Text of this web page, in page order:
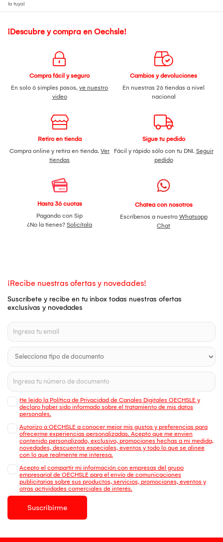
la tuya!
¡Descubre y compra en Oechsle!
Compra fácil y seguro
En solo 6 simples pasos, ve nuestro
video
Cambios y devoluciones
En nuestras 26 tiendas a nivel
nacional
Retiro en tienda
Compra online y retira en tienda. Ver
tiendas
Sigue tu pedido
Fácil y rápido sólo con tu DNI. Seguir
pedido
Hasta 36 cuotas
Pagando con Sip
¿No la tienes? Solicítala
Chatea con nosotros
Escríbenos a nuestro Whatsapp
Chat
¡Recibe nuestras ofertas y novedades!
Suscríbete y recibe en tu inbox todas nuestras ofertas
exclusivas y novedades
He leído la Política de Privacidad de Canales Digitales OECHSLE y
declaro haber sido informado sobre el tratamiento de mis datos
personales.
Autorizo a OECHSLE a conocer mejor mis gustos y preferencias para
ofrecerme experiencias personalizadas. Acepto que me envien
contenido personalizado, exclusivo, promociones hechas a mi medida,
novedades, descuentos especiales, eventos y todo lo que se alinee
con lo que realmente me interesa.
Acepto el compartir mi información con empresas del grupo
empresarial de OECHSLE para el envío de comunicaciones
publicitarias sobre sus productos, servicios, promociones, eventos y
otras actividades comerciales de interés.
Suscribirme